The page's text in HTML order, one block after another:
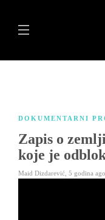
DOKUMENTARNI
Zapis o
koje je
Maid Dizdarević 5 godina ago